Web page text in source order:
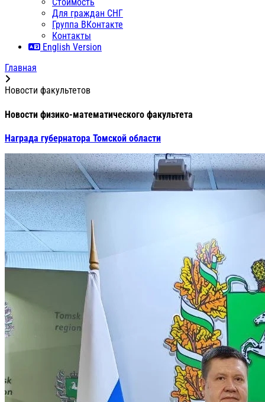
Стоимость
Для граждан СНГ
Группа ВКонтакте
Контакты
English Version
Главная
Новости факультетов
Новости физико-математического факультета
Награда губернатора Томской области